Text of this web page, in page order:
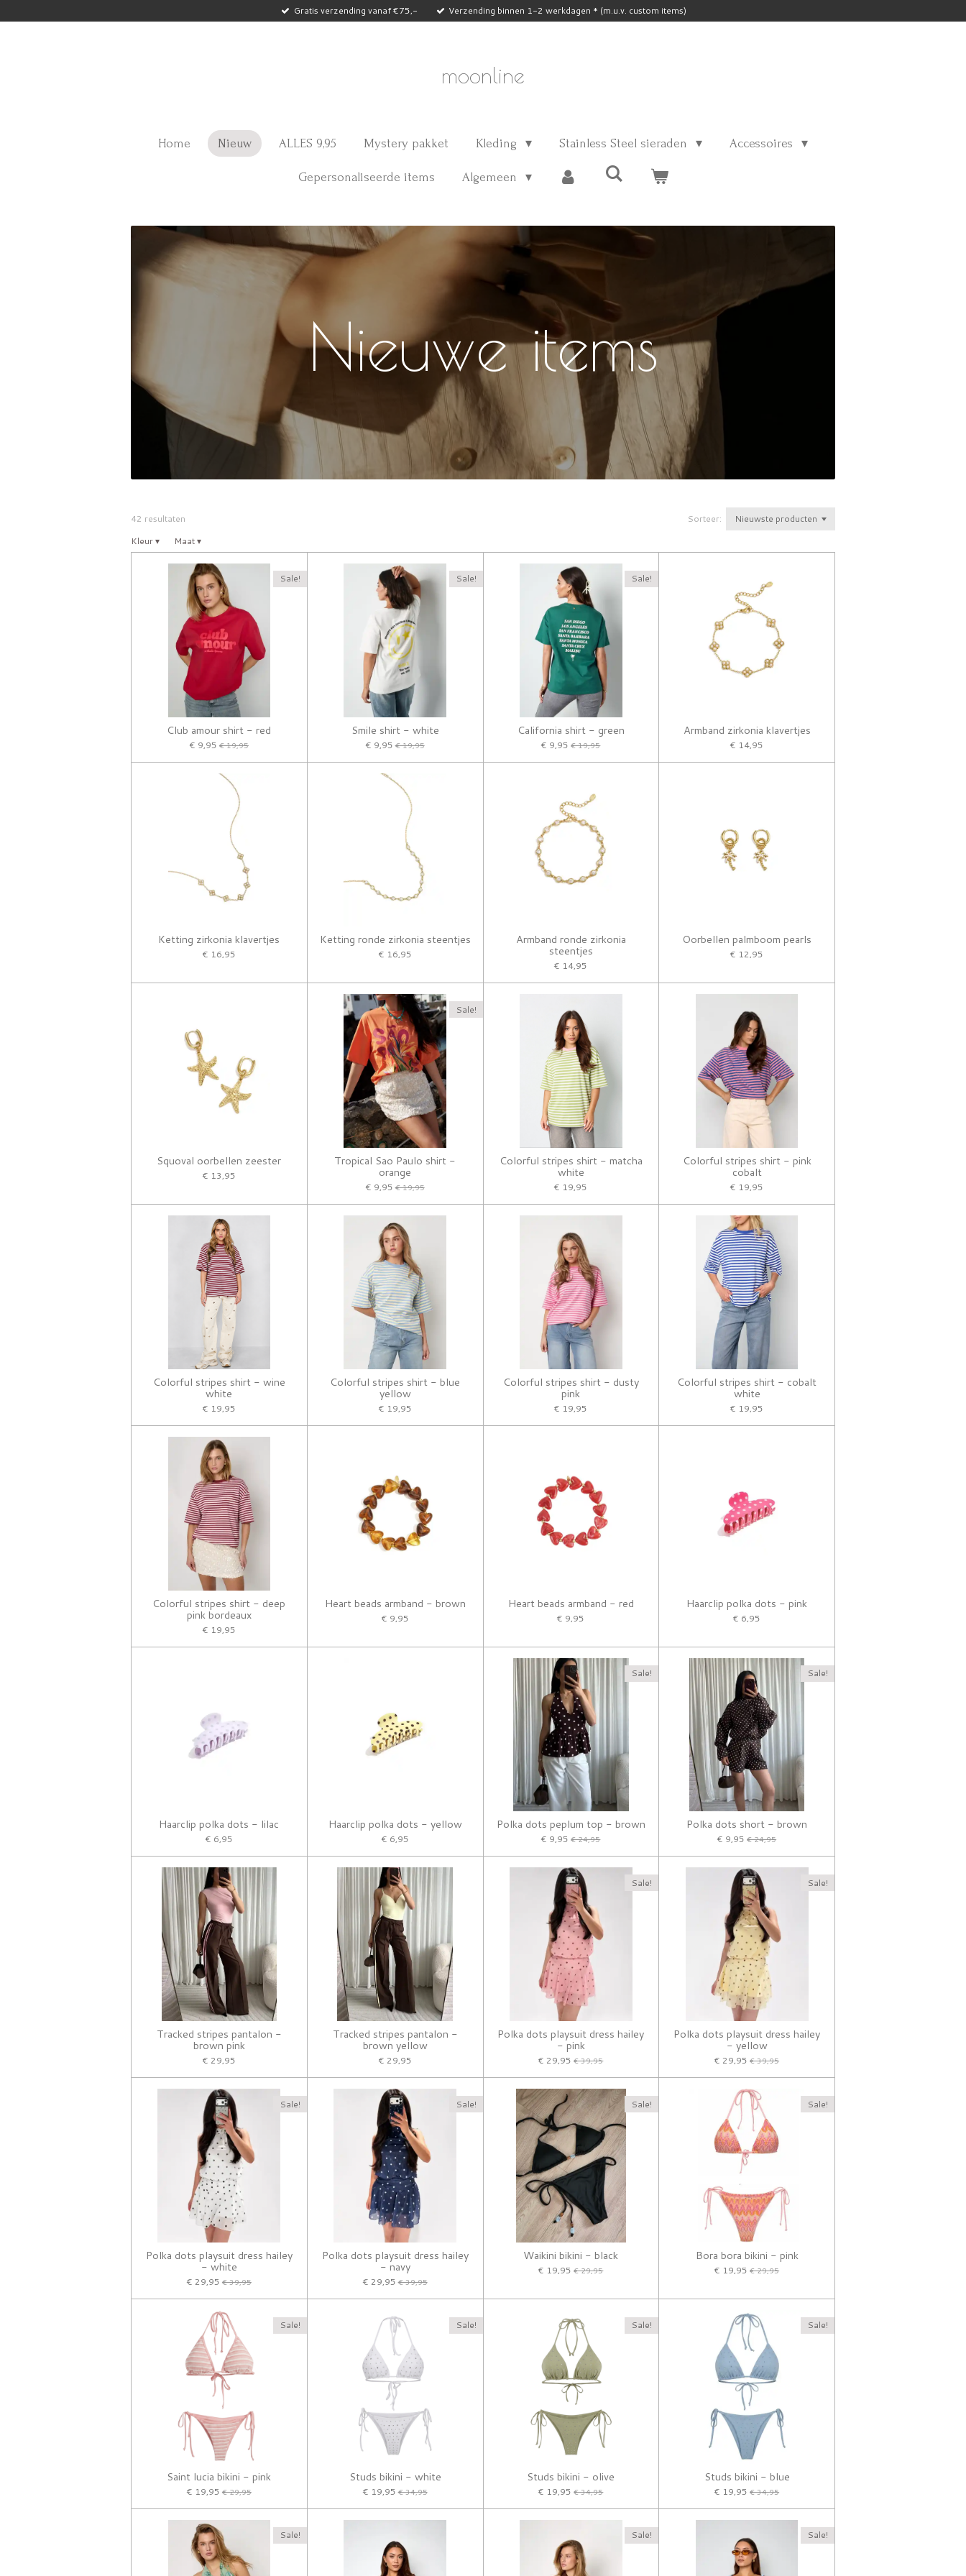
Gratis verzending vanaf €75,- Verzending binnen 1-2 werkdagen * (m.u.v. custom items)
moonline
Home Nieuw ALLES 9,95 Mystery pakket Kleding Stainless Steel sieraden Accessoires
Gepersonaliseerde items Algemeen
Nieuwe items
42 resultaten
Sorteer:
Kleur▾ Maat▾
Sale!
Club amour shirt - red
€ 9,95 € 19,95
Sale!
Smile shirt - white
€ 9,95 € 19,95
Sale!
California shirt - green
€ 9,95 € 19,95
Armband zirkonia klavertjes
€ 14,95
Ketting zirkonia klavertjes
€ 16,95
Ketting ronde zirkonia steentjes
€ 16,95
Armband ronde zirkonia
steentjes
€ 14,95
Oorbellen palmboom pearls
€ 12,95
Squoval oorbellen zeester
€ 13,95
Sale!
Tropical Sao Paulo shirt -
orange
€ 9,95 € 19,95
Colorful stripes shirt - matcha
white
€ 19,95
Colorful stripes shirt - pink
cobalt
€ 19,95
Colorful stripes shirt - wine
white
€ 19,95
Colorful stripes shirt - blue
yellow
€ 19,95
Colorful stripes shirt - dusty
pink
€ 19,95
Colorful stripes shirt - cobalt
white
€ 19,95
Colorful stripes shirt - deep
pink bordeaux
€ 19,95
Heart beads armband - brown
€ 9,95
Heart beads armband - red
€ 9,95
Haarclip polka dots - pink
€ 6,95
Haarclip polka dots - lilac
€ 6,95
Haarclip polka dots - yellow
€ 6,95
Sale!
Polka dots peplum top - brown
€ 9,95 € 24,95
Sale!
Polka dots short - brown
€ 9,95 € 24,95
Tracked stripes pantalon -
brown pink
€ 29,95
Tracked stripes pantalon -
brown yellow
€ 29,95
Sale!
Polka dots playsuit dress hailey
- pink
€ 29,95 € 39,95
Sale!
Polka dots playsuit dress hailey
- yellow
€ 29,95 € 39,95
Sale!
Polka dots playsuit dress hailey
- white
€ 29,95 € 39,95
Sale!
Polka dots playsuit dress hailey
- navy
€ 29,95 € 39,95
Sale!
Waikini bikini - black
€ 19,95 € 29,95
Sale!
Bora bora bikini - pink
€ 19,95 € 29,95
Sale!
Saint lucia bikini - pink
€ 19,95 € 29,95
Sale!
Studs bikini - white
€ 19,95 € 34,95
Sale!
Studs bikini - olive
€ 19,95 € 34,95
Sale!
Studs bikini - blue
€ 19,95 € 34,95
Sale! Sale! Sale!